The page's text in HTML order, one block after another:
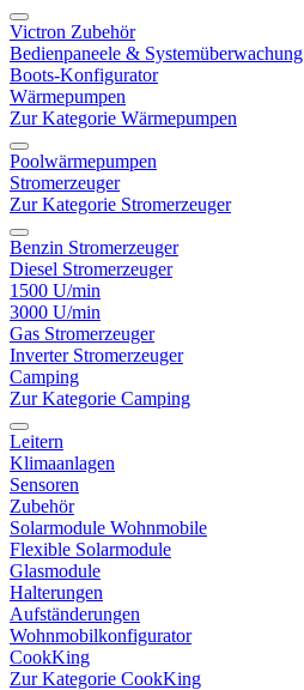
Victron Zubehör
Bedienpaneele & Systemüberwachung
Boots-Konfigurator
Wärmepumpen
Zur Kategorie Wärmepumpen
Poolwärmepumpen
Stromerzeuger
Zur Kategorie Stromerzeuger
Benzin Stromerzeuger
Diesel Stromerzeuger
1500 U/min
3000 U/min
Gas Stromerzeuger
Inverter Stromerzeuger
Camping
Zur Kategorie Camping
Leitern
Klimaanlagen
Sensoren
Zubehör
Solarmodule Wohnmobile
Flexible Solarmodule
Glasmodule
Halterungen
Aufständerungen
Wohnmobilkonfigurator
CookKing
Zur Kategorie CookKing